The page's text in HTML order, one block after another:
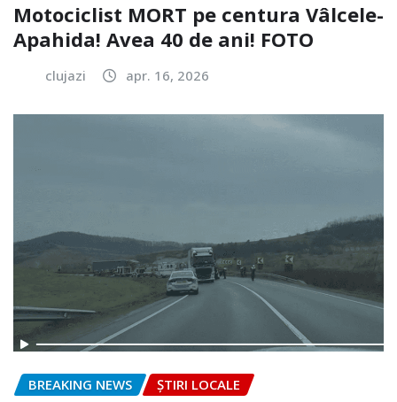
Motociclist MORT pe centura Vâlcele-
Apahida! Avea 40 de ani! FOTO
clujazi apr. 16, 2026
BREAKING NEWS ȘTIRI LOCALE